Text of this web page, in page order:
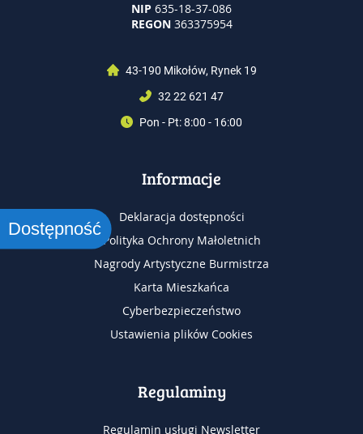
Dostępność
NIP 635-18-37-086
REGON363375954
43-190 Mikołów, Rynek 19
32 22 621 47
Pon - Pt: 8:00 - 16:00
Informacje
Deklaracja dostępności
Polityka Ochrony Małoletnich
Nagrody Artystyczne Burmistrza
Karta Mieszkańca
Cyberbezpieczeństwo
Ustawienia plików Cookies
Regulaminy
Regulamin usługi Newsletter